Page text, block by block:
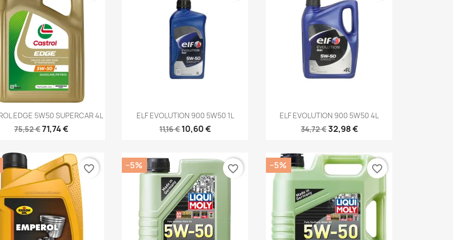
Kiirvaade
EDGE 5W50 SUPERCAR 4L
75,52 €71,74 €
Kiirvaade
ELF EVOLUTION 900 5W50 1L
11,16 €10,60 €
Kiirvaade
ELF EVOLUTION 900 5W50 4L
34,72 €32,98 €
favorite_border −5% favorite_border −5% favorite_border